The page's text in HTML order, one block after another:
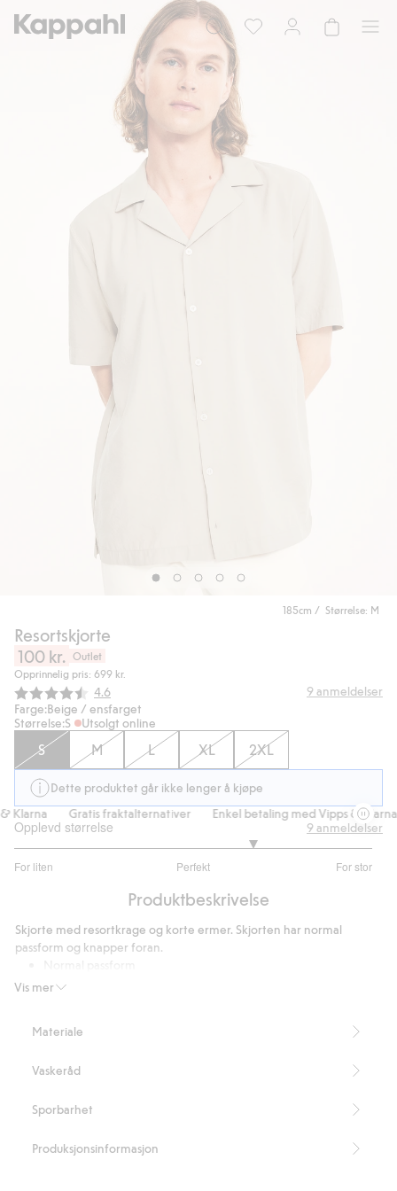
185cm / Størrelse: M
Resortskjorte
100 kr. Outlet
Opprinnelig pris: 699 kr.
Gjennomsnittskarakter:
4.6 9 anmeldelser
Farge:Beige / ensfarget
Størrelse:S Utsolgt online
S M L XL 2XL
Dette produktet går ikke lenger å kjøpe
Klarna
Gratis fraktalternativer Enkel betaling med Vipps & Klarna
Opplevd størrelse
For liten Perfekt For stor
av
6
stemmer
9 anmeldelser
Produktbeskrivelse
Vis mer
Skjorte med resortkrage og korte ermer. Skjorten har normal
passform og knapper foran.
Resortkrage
Artikkelnummer
Materiale
Vaskeråd
Sporbarhet
Produksjonsinformasjon